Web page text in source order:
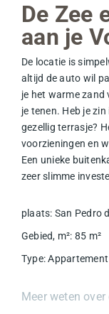
De Zee
aan je
De locatie is
altijd de auto wil
je het warme
je tenen. Heb je
gezellig terrasje?
voorzieningen en
Een unieke
zeer slimme
plaats: San Pedro
Gebied, m²: 85 m²
Type: Appartement
Meer weten